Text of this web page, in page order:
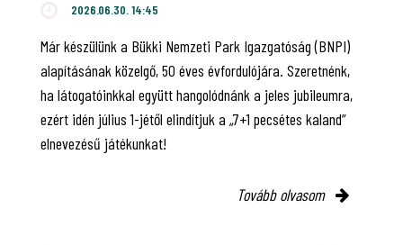
2026.06.30. 14:45
Már készülünk a Bükki Nemzeti Park Igazgatóság (BNPI)
alapításának közelgő, 50 éves évfordulójára. Szeretnénk,
ha látogatóinkkal együtt hangolódnánk a jeles jubileumra,
ezért idén július 1-jétől elindítjuk a „7+1 pecsétes kaland”
elnevezésű játékunkat!
Tovább olvasom